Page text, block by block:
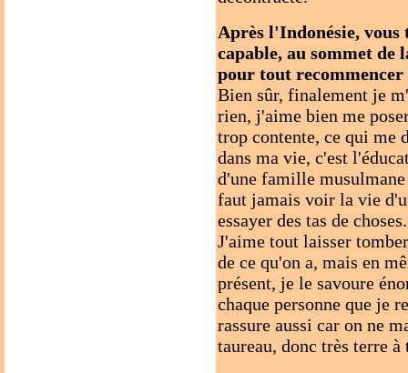
Après l'Indonésie,
capable, au sommet
pour tout recommencer
Bien sûr, finalement je
rien, j'aime bien me
trop contente, ce qui me
dans ma vie, c'est
d'une famille
faut jamais voir la vie
essayer des tas de choses.
J'aime tout laisser
de ce qu'on a, mais en
présent, je le savoure
chaque personne que je
rassure aussi car on ne
taureau, donc très terre